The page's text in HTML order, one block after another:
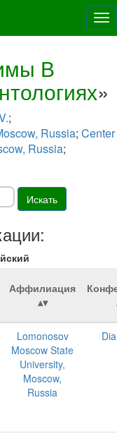
В
»
;
Russia; Center
Russia;
Искать
Аффилиация
Lomonosov
Moscow State
University,
Moscow,
Russia